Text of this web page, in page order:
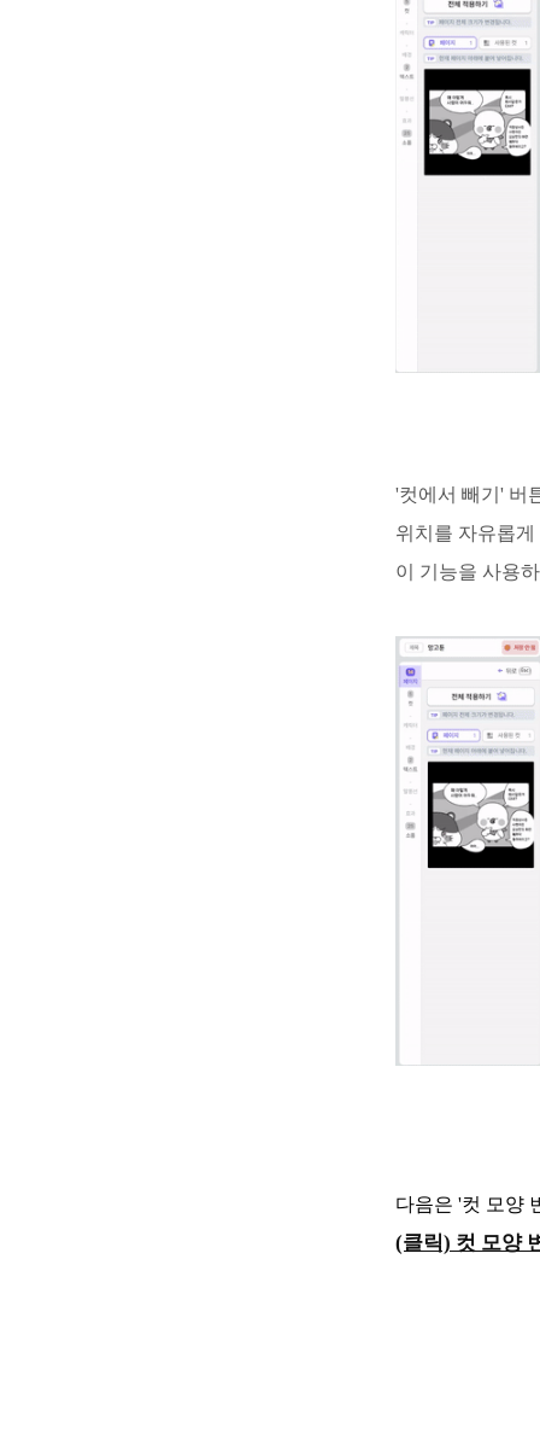
'컷에서 빼기' 버
위치를 자유롭
이 기능을 사용
다음은 '컷 모양
(클릭) 컷 모양